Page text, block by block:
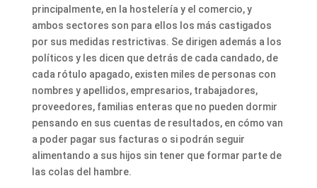
principalmente, en la hostelería y el comercio, y
ambos sectores son para ellos los más castigados
por sus medidas restrictivas. Se dirigen además a los
políticos y les dicen que detrás de cada candado, de
cada rótulo apagado, existen miles de personas con
nombres y apellidos, empresarios, trabajadores,
proveedores, familias enteras que no pueden dormir
pensando en sus cuentas de resultados, en cómo van
a poder pagar sus facturas o si podrán seguir
alimentando a sus hijos sin tener que formar parte de
las colas del hambre.